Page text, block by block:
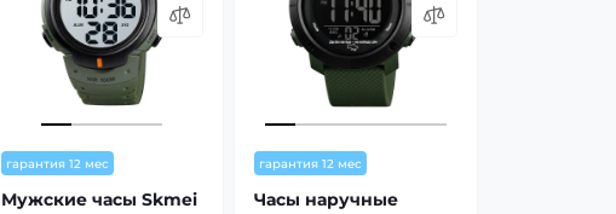
гарантия 12 мес
Мужские часы Skmei
гарантия 12 мес
Часы наручные